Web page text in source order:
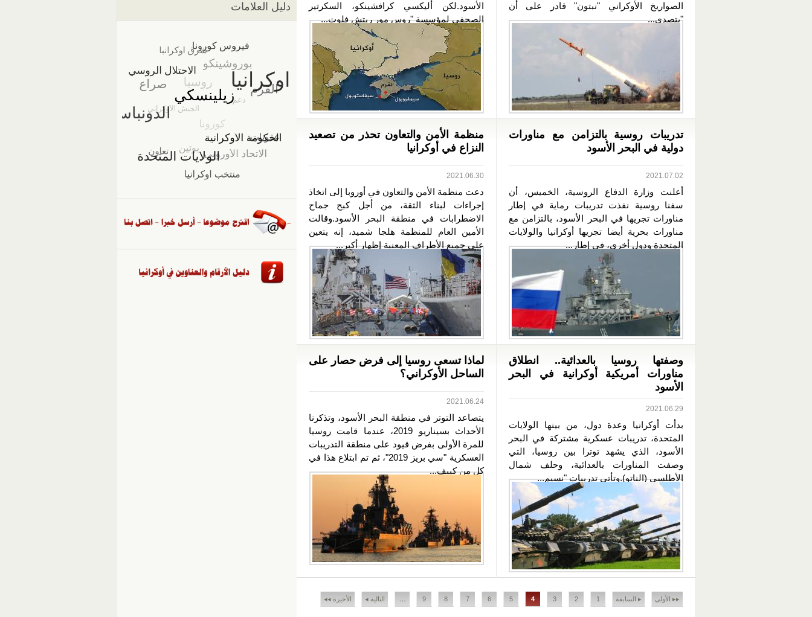
الصواريخ الأوكراني "نبتون" قادر على أن
"يتصدى...
الأسود.لكن أليكسي كرافشينكو، السكرتير
الصحفي لمؤسسة "روس مور ريتش فلوت...
تدريبات روسية بالتزامن مع مناورات
دولية في البحر الأسود
2021.07.02
أعلنت وزارة الدفاع الروسية، الخميس، أن
سفنا روسية نفذت تدريبات رماية في إطار
مناورات تجريها في البحر الأسود، بالتزامن مع
مناورات بحرية أيضا تجريها أوكرانيا والولايات
المتحدة ودول أخرى، في إطار...
منظمة الأمن والتعاون تحذر من تصعيد
النزاع في أوكرانيا
2021.06.30
دعت منظمة الأمن والتعاون في أوروبا إلى اتخاذ
إجراءات لبناء الثقة، من أجل كبح جماح
الاضطرابات في منطقة البحر الأسود.وقالت
الأمين العام للمنظمة هلجا شميد، إنه يتعين
على جميع الأطراف المعنية إظهار أكبر...
وصفتها روسيا بالعدائية.. انطلاق
مناورات أمريكية أوكرانية في البحر
الأسود
2021.06.29
بدأت أوكرانيا وعدة دول، من بينها الولايات
المتحدة، تدريبات عسكرية مشتركة في البحر
الأسود، الذي يشهد توترا بين روسيا، التي
وصفت المناورات بالعدائية، وحلف شمال
الأطلسي (الناتو).وتأتي تدريبات "نسيم...
لماذا تسعى روسيا إلى فرض حصار على
الساحل الأوكراني؟
2021.06.24
يتصاعد التوتر في منطقة البحر الأسود، وتذكرنا
الأحداث بسيناريو 2019، عندما قامت روسيا
للمرة الأولى بفرض قيود على منطقة التدريبات
العسكرية "سي بريز 2019"، ثم تم ابتلاع هذا في
كل من كييف...
الصفحات
▸▸ الأولى ▸ السابقة 1
2
3
4
5
6
7
8
9 التالية ◂ الأخيرة ◂◂
دليل العلامات